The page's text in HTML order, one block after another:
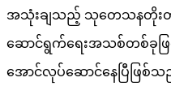
အသုံးချသည့် သုတေသနတိုးတ
ဆောင်ရွက်ရေးအသစ်တစ်ခုဖြင့်
အောင်လုပ်ဆောင်နေပြီဖြစ်သ